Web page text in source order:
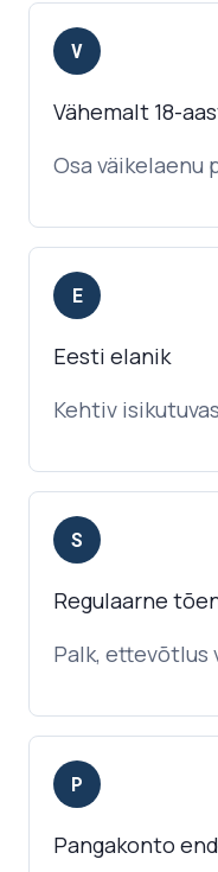
V
Vähemalt 18-
Osa väikelaenu
E
Eesti elanik
Kehtiv
S
Regulaarne
Palk, ettevõtlus
P
Pangakonto